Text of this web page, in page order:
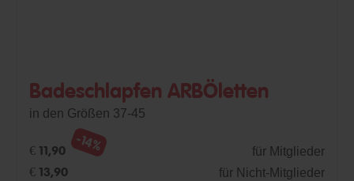
Badeschlapfen ARBÖletten
in den Größen 37-45
€ 11,90 -14% für Mitglieder
€ 13,90 für Nicht-Mitglieder